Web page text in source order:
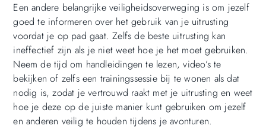
Een andere belangrijke veiligheidsoverweging is om jezelf
goed te informeren over het gebruik van je uitrusting
voordat je op pad gaat. Zelfs de beste uitrusting kan
ineffectief zijn als je niet weet hoe je het moet gebruiken.
Neem de tijd om handleidingen te lezen, video’s te
bekijken of zelfs een trainingssessie bij te wonen als dat
nodig is, zodat je vertrouwd raakt met je uitrusting en weet
hoe je deze op de juiste manier kunt gebruiken om jezelf
en anderen veilig te houden tijdens je avonturen.